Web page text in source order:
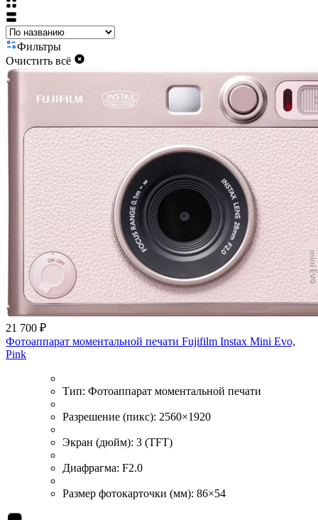
Фильтры
Очистить всё
21 700 ₽
Фотоаппарат моментальной печати Fujifilm Instax Mini Evo,
Pink
Тип: Фотоаппарат моментальной печати
Разрешение (пикс): 2560×1920
Экран (дюйм): 3 (TFT)
Диафрагма: F2.0
Размер фотокарточки (мм): 86×54